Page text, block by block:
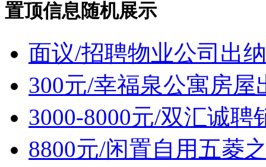
置顶信息随机展示
面议/招聘物业公司出纳
300元/幸福泉公寓房屋
3000-8000元/双汇诚聘
8800元/闲置自用五菱